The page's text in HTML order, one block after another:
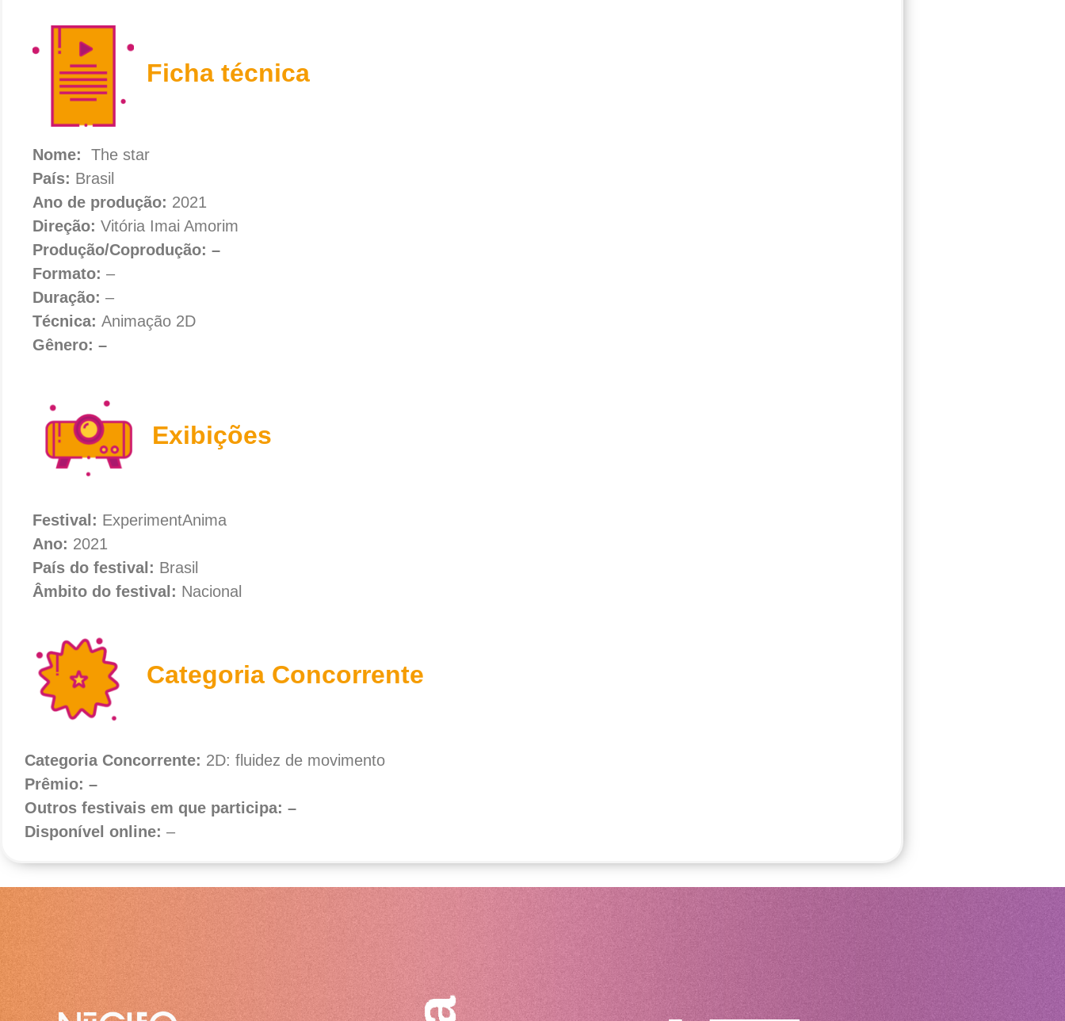
Ficha técnica
Nome:
The star
País: Brasil
Ano de produção: 2021
Direção: Vitória Imai Amorim
Produção/Coprodução: –
Formato: –
Duração: –
Técnica: Animação 2D
Gênero: –
Exibições
Festival: ExperimentAnima
Ano: 2021
País do festival: Brasil
Âmbito do festival: Nacional
Categoria Concorrente
Categoria Concorrente: 2D: fluidez de movimento
Prêmio: –
Outros festivais em que participa: –
Disponível online: –